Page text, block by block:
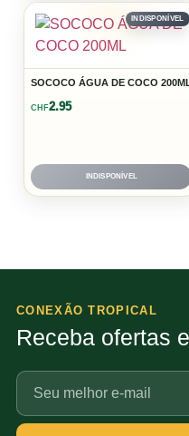
INDISPONÍVEL
SOCOCO ÁGUA DE COCO
CHF2.95
INDISPONÍVEL
CONEXÃO TROPICAL
Receba ofertas
Seu
mail